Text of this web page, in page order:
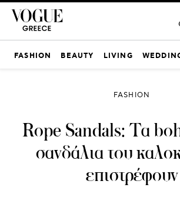
FASHION BEAUTY LIVING
FASHION
Rope Sandals: Τα
σανδάλια του
επιστρέφουν